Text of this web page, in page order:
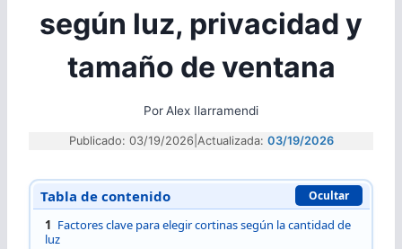
según luz, privacidad y
tamaño de ventana
PorAlex Ilarramendi
Publicado: 03/19/2026 Actualizada: 03/19/2026
Tabla de contenido Ocultar
1 Factores clave para elegir cortinas según la cantidad de
luz